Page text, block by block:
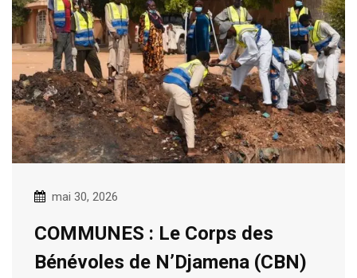
mai 30, 2026
COMMUNES : Le Corps des
Bénévoles de N’Djamena (CBN)